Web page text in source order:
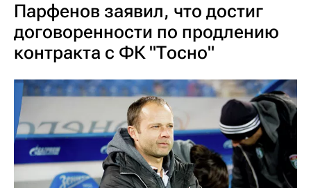
Парфенов заявил, что достиг
договоренности по продлению
контракта с ФК "Тосно"